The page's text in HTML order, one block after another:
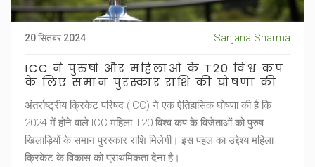
20 सितंबर 2024 Sanjana Sharma
ICC ने पुरुषों और महिलाओं के T20 विश्व कप
के लिए समान पुरस्कार राशि की घोषणा की
अंतर्राष्ट्रीय क्रिकेट परिषद (ICC) ने एक ऐतिहासिक घोषणा की है कि
2024 में होने वाले ICC महिला T20 विश्व कप के विजेताओं को पुरुष
खिलाड़ियों के समान पुरस्कार राशि मिलेगी। इस पहल का उद्देश्य महिला
क्रिकेट के विकास को प्राथमिकता देना है।